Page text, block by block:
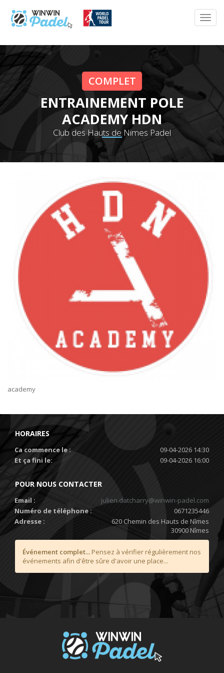
COMPLET
ENTRAINEMENT POLE
ACADEMY HDN
Club des Hauts de Nimes Padel
academy
HORAIRES
Ca commence le :
09-04-2026 14:30
Et ça fini le:
09-04-2026 16:00
POUR NOUS CONTACTER
Email :
julien.datcharry@winwin-padel.com
Numéro de téléphone :
0671235446
Adresse :
620 Chemin des Hauts de Nîmes
30900 Nîmes
Événement complet... Pensez à vérifier régulièrement nos
événements afin d'être sûre d'avoir une place...